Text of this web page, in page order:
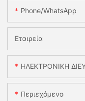
Phone/whatsApp
Εταιρεία
ΗΛΕΚΤΡΟΝΙΚΗ
Περιεχόμενο